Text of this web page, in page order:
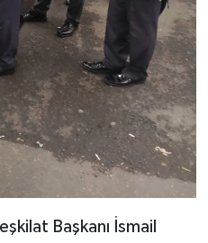
Başkanı İsmail